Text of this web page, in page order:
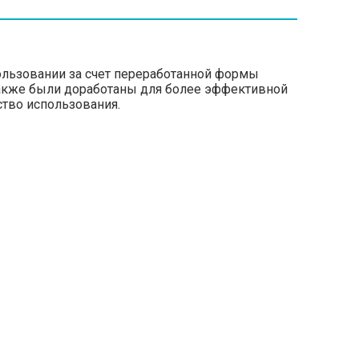
за счет переработанной формы
были доработаны для более эффективной
использования.